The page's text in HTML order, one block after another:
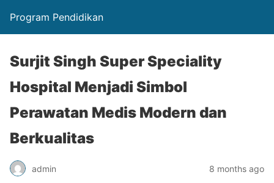
Program Pendidikan
Surjit Singh Super Speciality
Hospital Menjadi Simbol
Perawatan Medis Modern dan
Berkualitas
admin 8 months ago